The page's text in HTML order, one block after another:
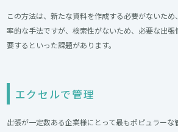
この方法は、新たな資料を作成する必要がないた
率的な手法ですが、検索性がないため、必要な出
要するといった課題があります。
エクセルで管理
出張が一定数ある企業様にとって最もポピュラーな